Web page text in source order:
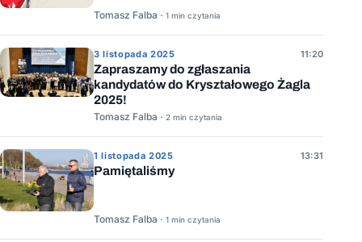
Tomasz Falba · 1 min czytania
3 listopada 2025 11:20
Zapraszamy do zgłaszania
kandydatów do Kryształowego Żagla
2025!
Tomasz Falba · 2 min czytania
1 listopada 2025 13:31
Pamiętaliśmy
Tomasz Falba · 1 min czytania